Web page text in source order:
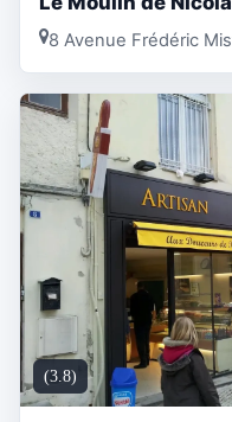
8 Avenue Frédéric
(3.8)